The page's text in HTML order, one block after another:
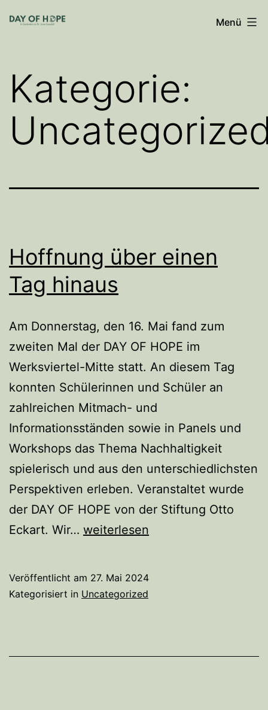
Inhalt
Menü
Kategorie:
Hoffnung über einen
Tag hinaus
Am Donnerstag, den 16. Mai fand zum
zweiten Mal der DAY OF HOPE im
Werksviertel-Mitte statt. An diesem Tag
konnten Schülerinnen und Schüler an
zahlreichen Mitmach- und
Informationsständen sowie in Panels und
Workshops das Thema Nachhaltigkeit
spielerisch und aus den unterschiedlichsten
Perspektiven erleben. Veranstaltet wurde
der DAY OF HOPE von der Stiftung Otto
Eckart. Wir… Hoffnung
Tag
weiterlesen
Veröffentlicht am 27. Mai 2024
Kategorisiert in Uncategorized